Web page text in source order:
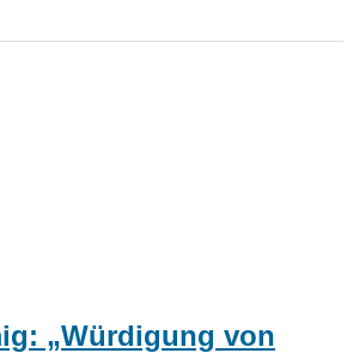
„Würdigung von